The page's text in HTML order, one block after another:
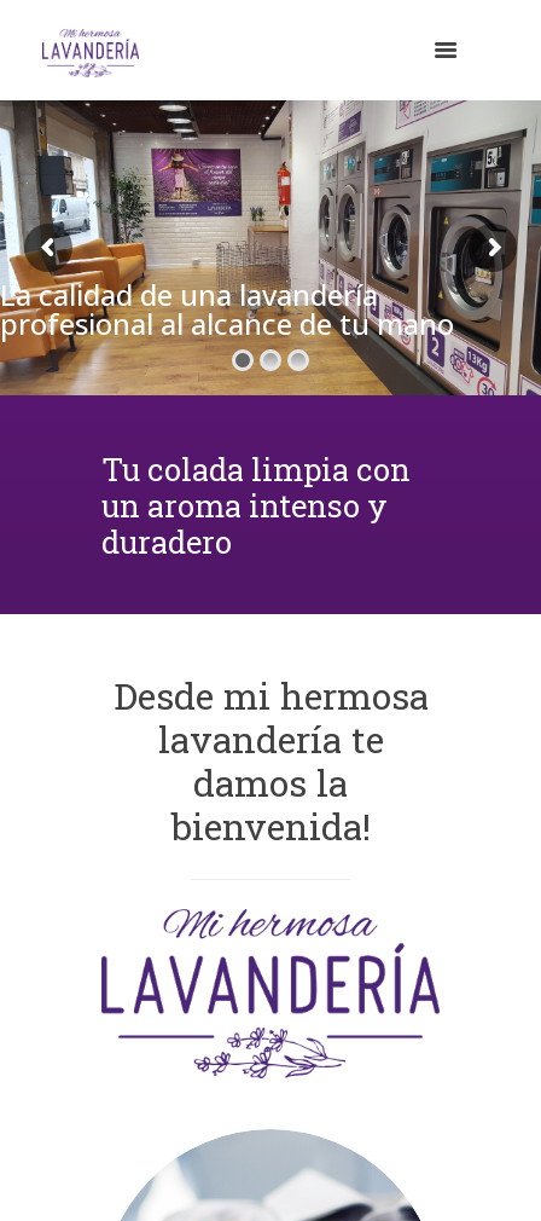
La calidad de una lavandería
profesional al alcance de tu mano
Tu colada limpia con
un aroma intenso y
duradero
Desde mi hermosa
lavandería te
damos la
bienvenida!